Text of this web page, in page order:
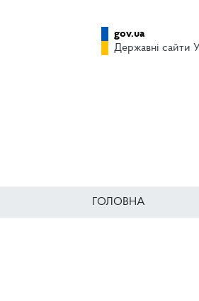
gov.ua
Державні сайти
ГОЛОВНА